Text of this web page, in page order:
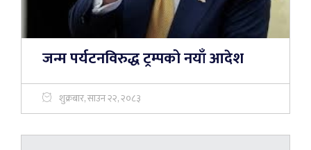
जन्म पर्यटनविरुद्ध ट्रम्पको नयाँ आदेश
शुक्रबार, साउन २२, २०८३